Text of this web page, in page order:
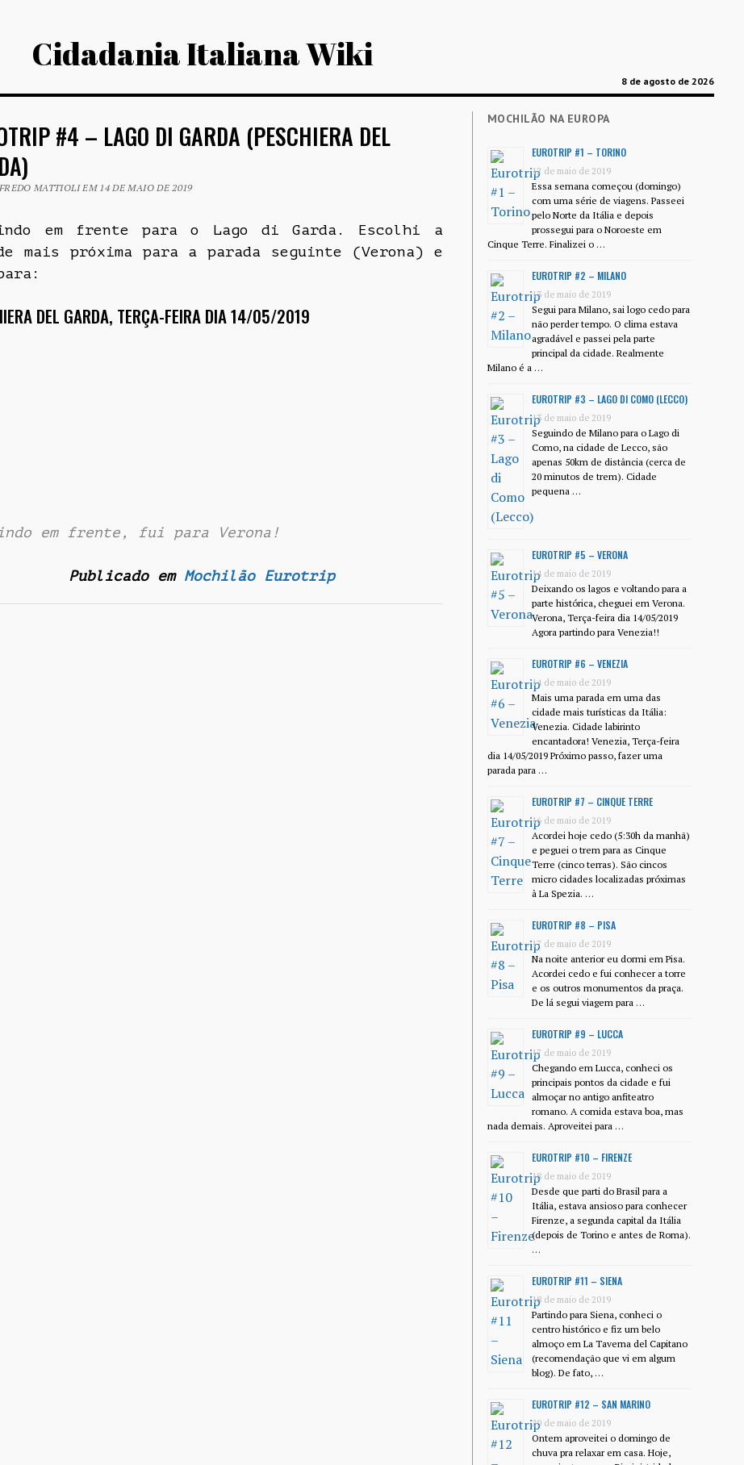
Cidadania Italiana Wiki
8 de agosto de 2026
#4 – LAGO DI GARDA (PESCHIERA DEL
MATTIOLI EM 14 DE MAIO DE 2019
em frente para o Lago di Garda. Escolhi a
mais próxima para a parada seguinte (Verona) e
DEL GARDA, TERÇA-FEIRA DIA 14/05/2019
em frente, fui para Verona!
Publicado em Mochilão Eurotrip
MOCHILÃO NA EUROPA
EUROTRIP #1 – TORINO
12 de maio de 2019
Essa semana começou (domingo)
com uma série de viagens. Passeei
pelo Norte da Itália e depois
prossegui para o Noroeste em
Cinque Terre. Finalizei o …
EUROTRIP #2 – MILANO
13 de maio de 2019
Segui para Milano, sai logo cedo para
não perder tempo. O clima estava
agradável e passei pela parte
principal da cidade. Realmente
Milano é a …
EUROTRIP #3 – LAGO DI COMO (LECCO)
13 de maio de 2019
Seguindo de Milano para o Lago di
Como, na cidade de Lecco, são
apenas 50km de distância (cerca de
20 minutos de trem). Cidade
pequena …
EUROTRIP #5 – VERONA
14 de maio de 2019
Deixando os lagos e voltando para a
parte histórica, cheguei em Verona.
Verona, Terça-feira dia 14/05/2019
Agora partindo para Venezia!!
EUROTRIP #6 – VENEZIA
14 de maio de 2019
Mais uma parada em uma das
cidade mais turísticas da Itália:
Venezia. Cidade labirinto
encantadora! Venezia, Terça-feira
dia 14/05/2019 Próximo passo, fazer uma
parada para …
EUROTRIP #7 – CINQUE TERRE
16 de maio de 2019
Acordei hoje cedo (5:30h da manhã)
e peguei o trem para as Cinque
Terre (cinco terras). São cincos
micro cidades localizadas próximas
à La Spezia. …
EUROTRIP #8 – PISA
17 de maio de 2019
Na noite anterior eu dormi em Pisa.
Acordei cedo e fui conhecer a torre
e os outros monumentos da praça.
De lá segui viagem para …
EUROTRIP #9 – LUCCA
17 de maio de 2019
Chegando em Lucca, conheci os
principais pontos da cidade e fui
almoçar no antigo anfiteatro
romano. A comida estava boa, mas
nada demais. Aproveitei para …
EUROTRIP #10 – FIRENZE
18 de maio de 2019
Desde que parti do Brasil para a
Itália, estava ansioso para conhecer
Firenze, a segunda capital da Itália
(depois de Torino e antes de Roma).
…
EUROTRIP #11 – SIENA
18 de maio de 2019
Partindo para Siena, conheci o
centro histórico e fiz um belo
almoço em La Taverna del Capitano
(recomendação que vi em algum
blog). De fato, …
EUROTRIP #12 – SAN MARINO
20 de maio de 2019
Ontem aproveitei o domingo de
chuva pra relaxar em casa. Hoje,